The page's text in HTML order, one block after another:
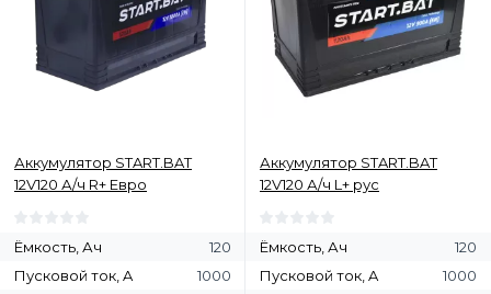
Аккумулятор START.BAT
12V120 А/ч R+ Евро
Ёмкость, Ач
120
Пусковой ток, A
1000
Аккумулятор START.BAT
12V120 А/ч L+ рус
Ёмкость, Ач
120
Пусковой ток, A
1000